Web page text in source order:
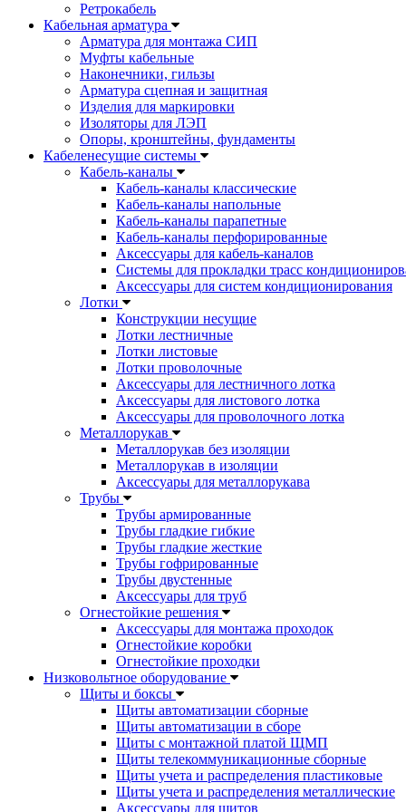
Ретрокабель
Кабельная арматура
Арматура для монтажа СИП
Муфты кабельные
Наконечники, гильзы
Арматура сцепная и защитная
Изделия для маркировки
Изоляторы для ЛЭП
Опоры, кронштейны, фундаменты
Кабеленесущие системы
Кабель-каналы
Кабель-каналы классические
Кабель-каналы напольные
Кабель-каналы парапетные
Кабель-каналы перфорированные
Аксессуары для кабель-каналов
Системы для прокладки трасс
Аксессуары для систем кондиционирования
Лотки
Конструкции несущие
Лотки лестничные
Лотки листовые
Лотки проволочные
Аксессуары для лестничного лотка
Аксессуары для листового лотка
Аксессуары для проволочного лотка
Металлорукав
Металлорукав без изоляции
Металлорукав в изоляции
Аксессуары для металлорукава
Трубы
Трубы армированные
Трубы гладкие гибкие
Трубы гладкие жесткие
Трубы гофрированные
Трубы двустенные
Аксессуары для труб
Огнестойкие решения
Аксессуары для монтажа проходок
Огнестойкие коробки
Огнестойкие проходки
Низковольтное оборудование
Щиты и боксы
Щиты автоматизации сборные
Щиты автоматизации в сборе
Щиты с монтажной платой ЩМП
Щиты телекоммуникационные сборные
Щиты учета и распределения пластиковые
Щиты учета и распределения металлические
Аксессуары для щитов